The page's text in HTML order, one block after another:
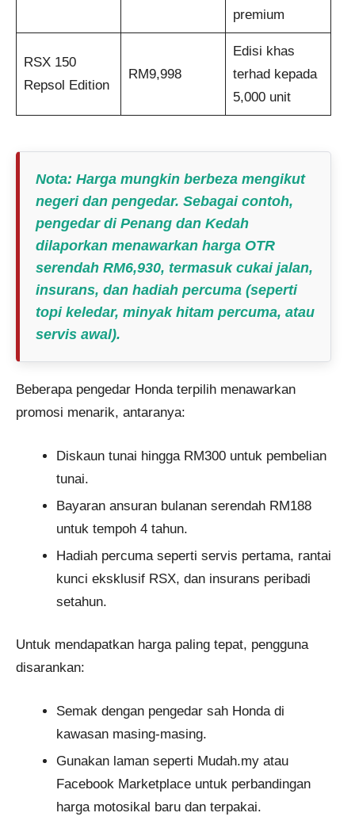
premium
RSX 150
Repsol Edition
RM9,998
Edisi khas
terhad kepada
5,000 unit
Nota: Harga mungkin berbeza mengikut
negeri dan pengedar. Sebagai contoh,
pengedar di Penang dan Kedah
dilaporkan menawarkan harga OTR
serendah RM6,930, termasuk cukai jalan,
insurans, dan hadiah percuma (seperti
topi keledar, minyak hitam percuma, atau
servis awal).
Beberapa pengedar Honda terpilih menawarkan
promosi menarik, antaranya:
Diskaun tunai hingga RM300 untuk pembelian
tunai.
Bayaran ansuran bulanan serendah RM188
untuk tempoh 4 tahun.
Hadiah percuma seperti servis pertama, rantai
kunci eksklusif RSX, dan insurans peribadi
setahun.
Untuk mendapatkan harga paling tepat, pengguna
disarankan:
Semak dengan pengedar sah Honda di
kawasan masing-masing.
Gunakan laman seperti Mudah.my atau
Facebook Marketplace untuk perbandingan
harga motosikal baru dan terpakai.